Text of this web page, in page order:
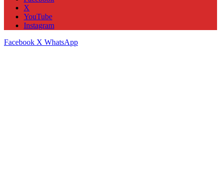
X
YouTube
Instagram
Facebook X WhatsApp